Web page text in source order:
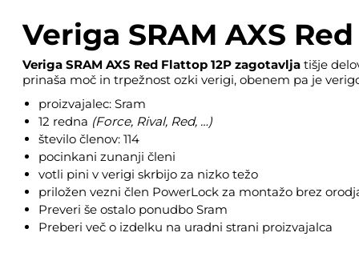
Veriga SRAM AXS
Veriga SRAM AXS Red Flattop 12P zagotavljatišje
prinaša moč in trpežnost ozki verigi, obenem pa je
proizvajalec: Sram
12 redna (Force, Rival, Red, …)
število členov: 114
pocinkani zunanji členi
votli pini v verigi skrbijo za nizko težo
priložen vezni člen PowerLock za montažo brez
Preveri še ostalo ponudbo Sram
Preberi več o izdelku na uradni strani proizvajalca